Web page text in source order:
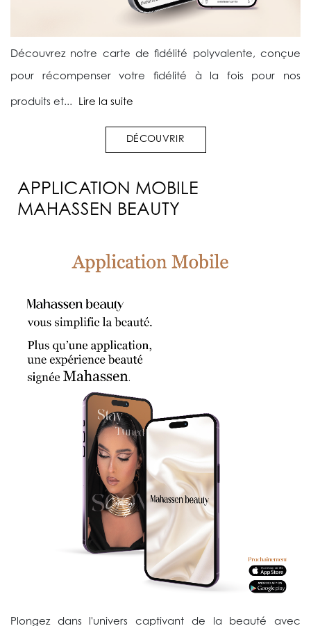
Découvrez notre carte de fidélité polyvalente, conçue
pour récompenser votre fidélité à la fois pour nos
produits et... Lire la suite
DÉCOUVRIR
APPLICATION MOBILE
MAHASSEN BEAUTY
Plongez dans l'univers captivant de la beauté avec